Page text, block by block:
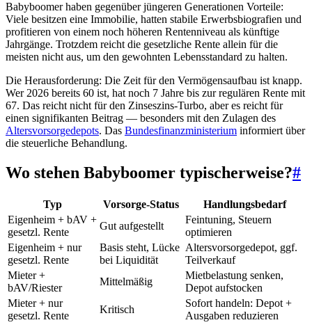
Babyboomer haben gegenüber jüngeren Generationen Vorteile:
Viele besitzen eine Immobilie, hatten stabile Erwerbsbiografien und
profitieren von einem noch höheren Rentenniveau als künftige
Jahrgänge. Trotzdem reicht die gesetzliche Rente allein für die
meisten nicht aus, um den gewohnten Lebensstandard zu halten.
Die Herausforderung: Die Zeit für den Vermögensaufbau ist knapp.
Wer 2026 bereits 60 ist, hat noch 7 Jahre bis zur regulären Rente mit
67. Das reicht nicht für den Zinseszins-Turbo, aber es reicht für
einen signifikanten Beitrag — besonders mit den Zulagen des
Altersvorsorgedepots. Das Bundesfinanzministerium informiert über
die steuerliche Behandlung.
Wo stehen Babyboomer typischerweise?#
Typ Vorsorge-Status
Handlungsbedarf
Eigenheim + bAV +
gesetzl. Rente
Gut aufgestellt
Feintuning, Steuern
optimieren
Eigenheim + nur
gesetzl. Rente
Basis steht, Lücke
bei Liquidität
Altersvorsorgedepot, ggf.
Teilverkauf
Mieter +
bAV/Riester
Mittelmäßig
Mietbelastung senken,
Depot aufstocken
Mieter + nur
gesetzl. Rente
Kritisch
Sofort handeln: Depot +
Ausgaben reduzieren